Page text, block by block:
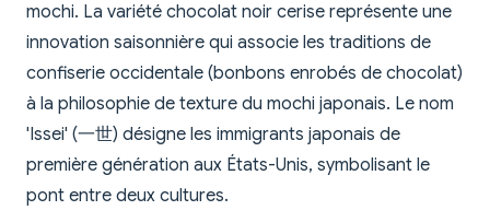
mochi. La variété chocolat noir cerise représente une
innovation saisonnière qui associe les traditions de
confiserie occidentale (bonbons enrobés de chocolat)
à la philosophie de texture du mochi japonais. Le nom
'Issei' (一世) désigne les immigrants japonais de
première génération aux États-Unis, symbolisant le
pont entre deux cultures.